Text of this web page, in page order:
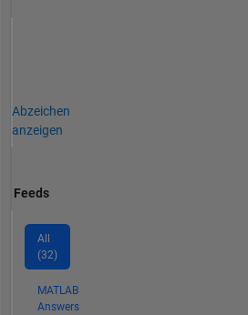
Abzeichen
anzeigen
Feeds
All
(32)
MATLAB
Answers